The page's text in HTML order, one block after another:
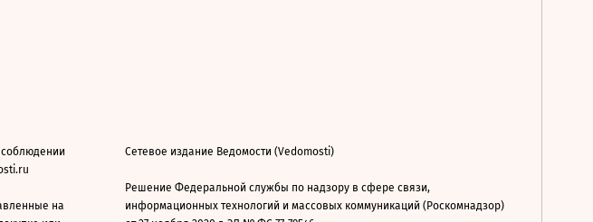
на
Сетевое издание Ведомости (Vedomosti)
Решение Федеральной службы по надзору в сфере связи,
информационных технологий и массовых коммуникаций (Роскомнадзор)